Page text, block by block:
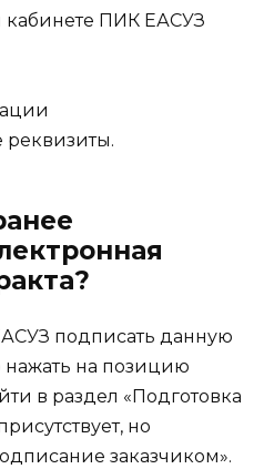
ПИК ЕАСУЗ
реквизиты.
подписать данную
нажать на позицию
в раздел «Подготовка
но
заказчиком».